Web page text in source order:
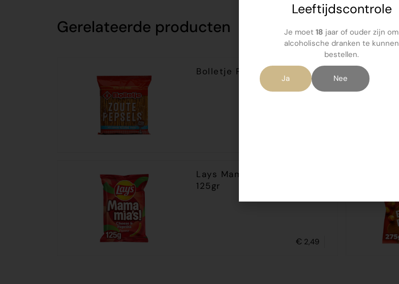
Gerelateerde producten
Bolletje Pepsels zout 180gr
Lays Mama Mia's Papr/kaas
125gr
€ 2,49
Leeftijdscontrole
Je moet18 jaar of ouder zijn om
alcoholische dranken te kunnen
bestellen.
Ja Nee